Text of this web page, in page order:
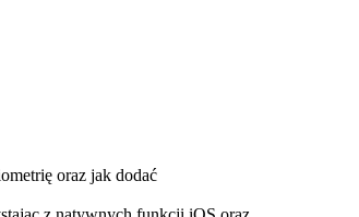
oraz jak dodać